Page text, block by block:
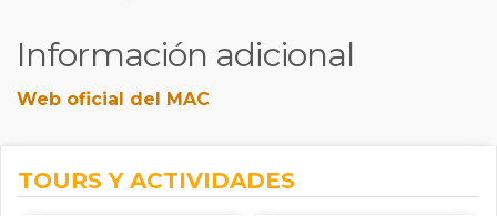
Información adicional
Web oficial del MAC
TOURS Y ACTIVIDADES